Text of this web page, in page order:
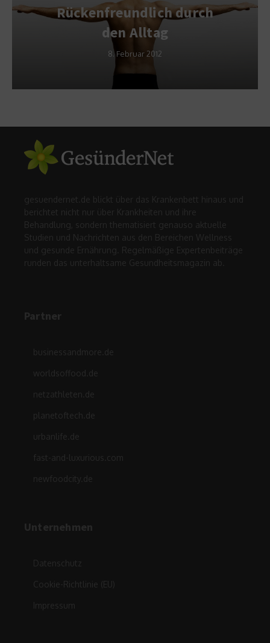
Rückenfreundlich durch
den Alltag
8. Februar 2012
gesuendernet.de blickt über das Krankenbett hinaus und
berichtet nicht nur über Krankheiten und ihre
Behandlung, sondern thematisiert genauso aktuelle
Studien und Nachrichten aus den Bereichen Wellness
und gesunde Ernährung. Regelmäßige Expertenbeiträge
runden das unterhaltsame Gesundheitsmagazin ab.
Partner
businessandmore.de
worldsoffood.de
netzathleten.de
planetoftech.de
urbanlife.de
fast-and-luxurious.com
newfoodcity.de
Unternehmen
Datenschutz
Cookie-Richtlinie (EU)
Impressum